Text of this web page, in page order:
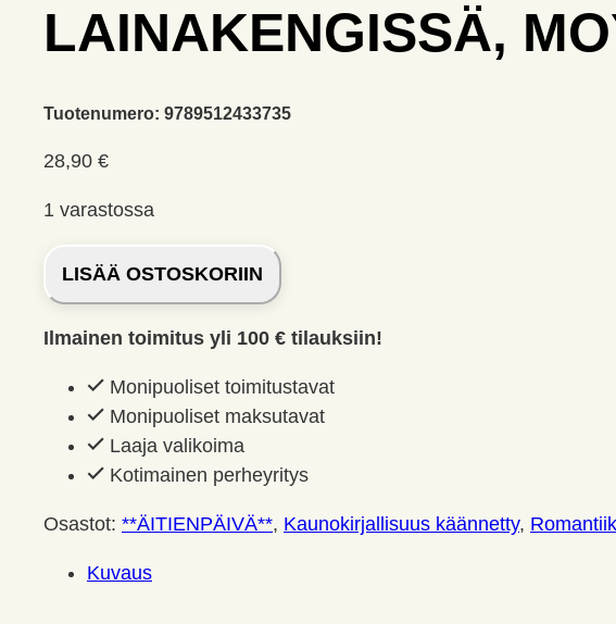
LAINAKENGISSÄ,
Tuotenumero: 9789512433735
28,90 €
1 varastossa
Lainakengissä,
Moyes
määrä
LISÄÄ OSTOSKORIIN
Ilmainen toimitus yli 100 € tilauksiin!
Monipuoliset toimitustavat
Monipuoliset maksutavat
Laaja valikoima
Kotimainen perheyritys
Osastot: **ÄITIENPÄIVÄ**, Kaunokirjallisuus käännetty,
Kuvaus